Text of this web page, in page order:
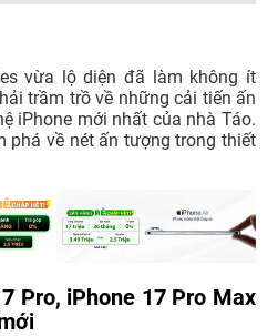
vừa lộ diện đã làm không ít
trầm trồ về những cải tiến ấn
iPhone mới nhất của nhà Táo.
phá về nét ấn tượng trong thiết
Pro, iPhone 17 Pro Max